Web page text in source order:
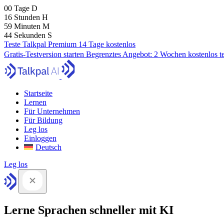
00 Tage D
16 Stunden H
59 Minuten M
43 Sekunden S
Teste Talkpal Premium 14 Tage kostenlos
Gratis-Testversion starten Begrenztes Angebot: 2 Wochen kostenlos
Startseite
Lernen
Für Unternehmen
Für Bildung
Leg los
Einloggen
Deutsch
Leg los
Lerne Sprachen schneller mit KI